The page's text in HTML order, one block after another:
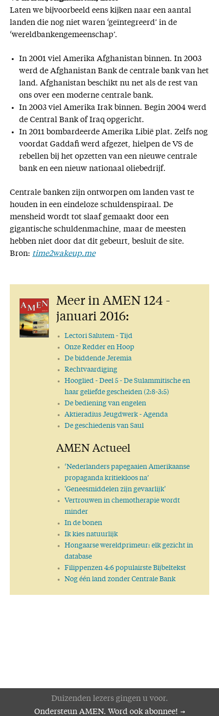
Laten we bijvoorbeeld eens kijken naar een aantal
landen die nog niet waren ‘geïntegreerd’ in de
‘wereldbankengemeenschap’.
In 2001 viel Amerika Afghanistan binnen. In 2003
werd de Afghanistan Bank de centrale bank van het
land. Afghanistan beschikt nu net als de rest van
ons over een moderne centrale bank.
In 2003 viel Amerika Irak binnen. Begin 2004 werd
de Central Bank of Iraq opgericht.
In 2011 bombardeerde Amerika Libië plat. Zelfs nog
voordat Gaddafi werd afgezet, hielpen de VS de
rebellen bij het opzetten van een nieuwe centrale
bank en een nieuw nationaal oliebedrijf.
Centrale banken zijn ontworpen om landen vast te
houden in een eindeloze schuldenspiraal. De
mensheid wordt tot slaaf gemaakt door een
gigantische schuldenmachine, maar de meesten
hebben niet door dat dit gebeurt, besluit de site.
Bron: time2wakeup.me
Meer in AMEN 124 -
januari 2016:
Lectori Salutem- Tijd
Onze Redder en Hoop
De biddende Jeremia
Rechtvaardiging
Hooglied- Deel 5 - De Sulammitische en
haar geliefde gescheiden (2:8-3:5)
De bediening van engelen
Aktieradius Jeugdwerk - Agenda
De geschiedenis van Saul
AMEN Actueel
‘Nederlanders papegaaien Amerikaanse
propaganda kritiekloos na’
'Geneesmiddelen zijn gevaarlijk'
Vertrouwen in chemotherapie wordt
minder
In de bonen
Ik kies natuurlijk
Hongaarse wereldprimeur: elk gezicht in
database
Filippenzen 4:6 populairste Bijbeltekst
Nog één land zonder Centrale Bank
Duizenden lezers gingen u voor.
Ondersteun AMEN. Word ook abonnee!